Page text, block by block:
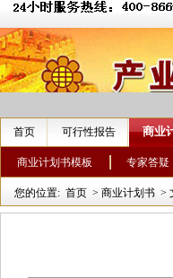
首页 可行性报告 商业
商业计划书模板 专家答疑
您的位置: 首页 > 商业计划书 >